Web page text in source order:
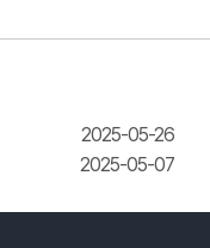
2025-05-26
2025-05-07